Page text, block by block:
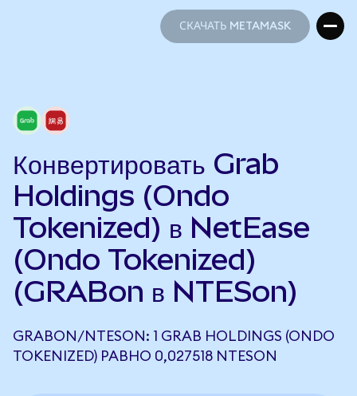
СКАЧАТЬ METAMASK
Конвертировать Grab
Holdings (Ondo
Tokenized) в NetEase
(Ondo Tokenized)
(GRABon в NTESon)
GRABON/NTESON: 1 GRAB HOLDINGS (ONDO
TOKENIZED) РАВНО 0,027518 NTESON